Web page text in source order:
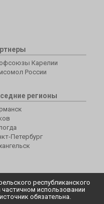
Карелии
России
регионы
Петербург
республиканского
использовании
обязательна.